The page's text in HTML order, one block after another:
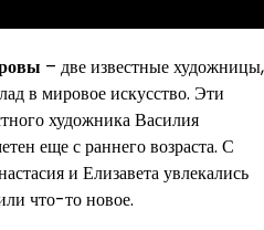
– две известные художницы,
в мировое искусство. Эти
художника Василия
еще с раннего возраста. С
и Елизавета увлекались
что-то новое.